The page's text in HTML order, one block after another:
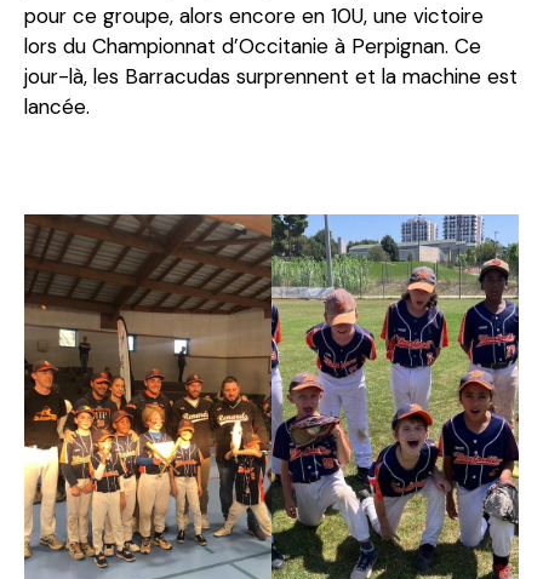
pour ce groupe, alors encore en 10U, une victoire
lors du Championnat d’Occitanie à Perpignan. Ce
jour-là, les Barracudas surprennent et la machine est
lancée.